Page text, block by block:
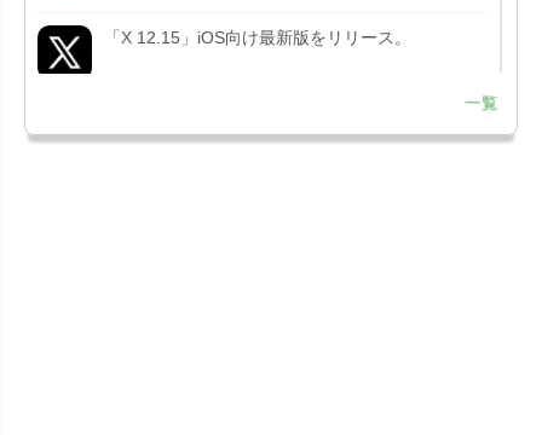
「X 12.15」iOS向け最新版をリリース。
Liguid G...
一覧